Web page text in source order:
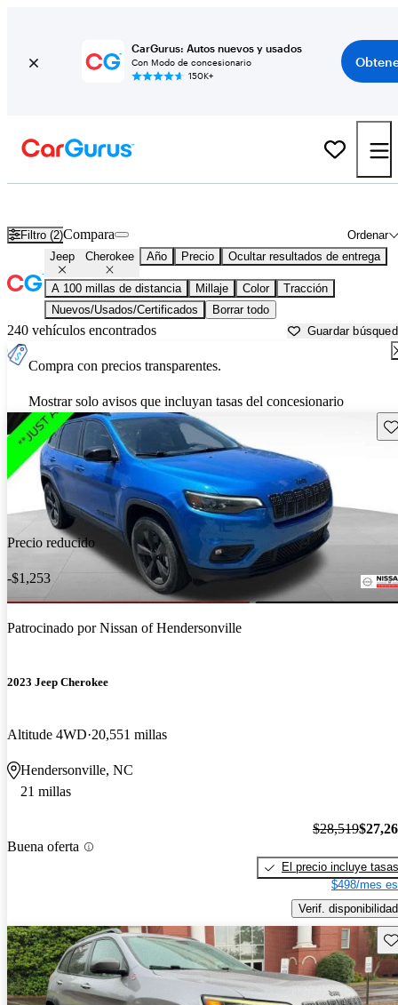
CarGurus: Autos nuevos y usados
Con Modo de concesionario
150K+
Filtro (2) Ordenar
Compara
Jeep Cherokee Año Precio Ocultar resultados de entrega
A 100 millas de distancia Millaje Color
Tracción
Nuevos/Usados/Certificados
Borrar todo
240 vehículos encontrados Guardar
Compra con precios transparentes.
Mostrar solo avisos que incluyan tasas del concesionario
Precio reducido
-$1,253
Patrocinado porNissan of Hendersonville
2023 Jeep Cherokee
Altitude 4WD 20,551 millas
Hendersonville, NC
21 millas
Buena oferta
$28,519
El precio incluye tasas
$498/mes
Verif. disponibilidad